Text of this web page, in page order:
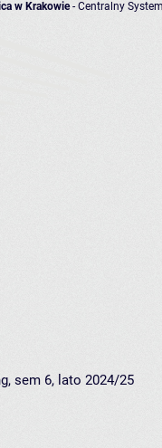
w Krakowie- Centralny
sem 6, lato 2024/25